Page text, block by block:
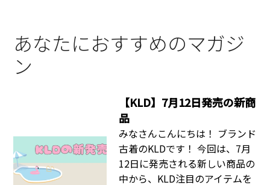
あなたにおすすめのマガジ
ン
【KLD】7月12日発売の新商
品
みなさんこんにちは！ ブランド
古着のKLDです！ 今回は、7月
12日に発売される新しい商品の
中から、KLD注目のアイテムを